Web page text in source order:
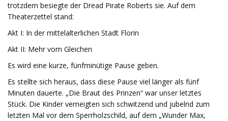
trotzdem besiegte der Dread Pirate Roberts sie. Auf dem
Theaterzettel stand:
Akt I: In der mittelalterlichen Stadt Florin
Akt II: Mehr vom Gleichen
Es wird eine kurze, fünfminütige Pause geben.
Es stellte sich heraus, dass diese Pause viel länger als fünf
Minuten dauerte. „Die Braut des Prinzen“ war unser letztes
Stück. Die Kinder verneigten sich schwitzend und jubelnd zum
letzten Mal vor dem Sperrholzschild, auf dem „Wunder Max,